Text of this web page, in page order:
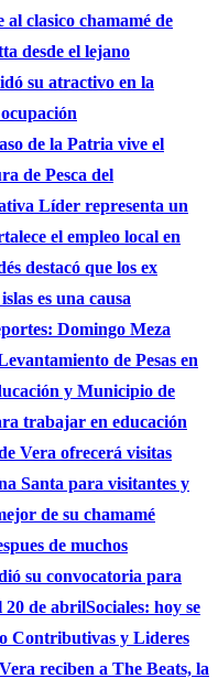
clasico chamamé de
desde el lejano
su atractivo en la
de la Patria vive el
de Pesca del
Líder representa un
el empleo local en
destacó que los ex
es una causa
Domingo Meza
de Pesas en
y Municipio de
trabajar en educación
Vera ofrecerá visitas
Santa para visitantes y
de su chamamé
de muchos
su convocatoria para
20 de abrilSociales: hoy se
Contributivas y Lideres
reciben a The Beats, la